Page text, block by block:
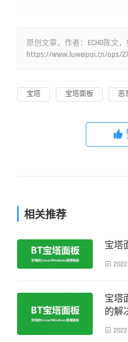
原创文章，作者：ECHO陈文
https://www.luweipai.cn/ops/
宝塔 宝塔面板 恶

相关推荐
服务器运维 宝塔

宝塔
的解
